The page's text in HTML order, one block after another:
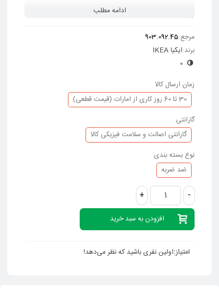
برای ایمنی، طبق دستورالعمل ایکیا دراور باید به دیوار پیچ شود.
(تمام ملزومات لازم در بسته بندی موجود میباشد.)
توجه: این محصول به آسانی توسط شما در خانه مونتاژ میشود.
ادامه مطلب
مرجع:903.092.45
برند:ایکیا IKEA
0
زمان ارسال کالا
30 تا 60 روز کاری از امارات (قیمت قطعی)
گارانتی
گارانتی اصالت و سلامت فیزیکی کالا
نوع بسته بندی
ضد ضربه
-
+
افزودن به سبد خرید
امتیاز:اولین نفری باشید که نظر می‌دهد!